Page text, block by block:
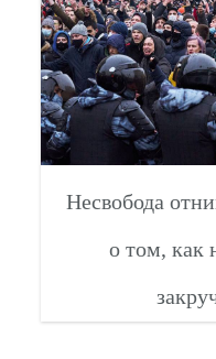
Несвобода
о том, как